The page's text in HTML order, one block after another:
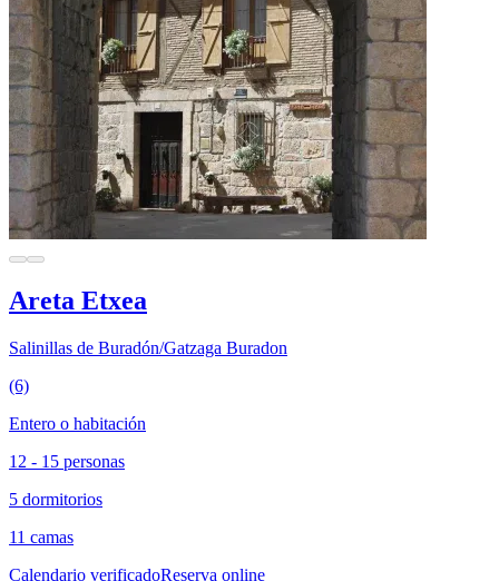
Areta Etxea
Salinillas de Buradón/Gatzaga Buradon
(6)
Entero o habitación
12 - 15 personas
5 dormitorios
11 camas
Calendario verificadoReserva online